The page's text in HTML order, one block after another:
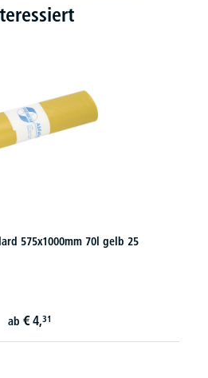
575x1000mm 70l gelb 25
ab € 4,31